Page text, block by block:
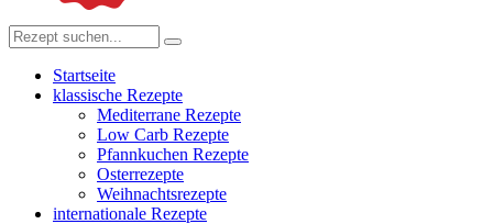
Startseite
klassische Rezepte
Mediterrane Rezepte
Low Carb Rezepte
Pfannkuchen Rezepte
Osterrezepte
Weihnachtsrezepte
internationale Rezepte